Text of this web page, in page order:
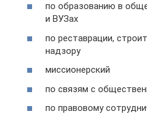
по образованию в
и ВУЗах
по реставрации,
надзору
миссионерский
по связям с
по правовому